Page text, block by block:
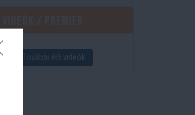
További élő videók